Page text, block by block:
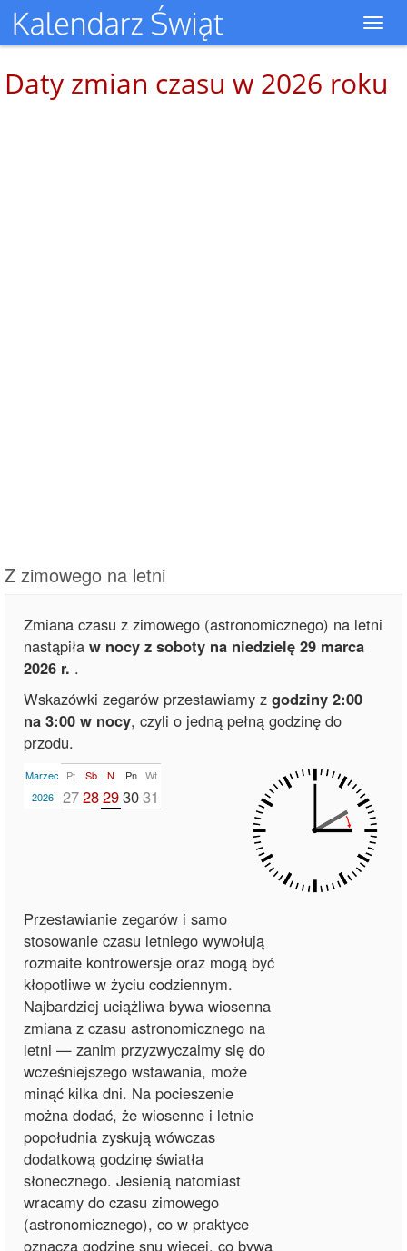
Daty zmian czasu w 2026 roku
Z zimowego na letni
Zmiana czasu z zimowego (astronomicznego) na letni
nastąpiła w nocy z soboty na niedzielę 29 marca
2026 r. .
Wskazówki zegarów przestawiamy z godziny 2:00
na 3:00 w nocy, czyli o jedną pełną godzinę do
przodu.
Marzec
2026
Pt Sb N Pn Wt
2728293031
Przestawianie zegarów i samo
stosowanie czasu letniego wywołują
rozmaite kontrowersje oraz mogą być
kłopotliwe w życiu codziennym.
Najbardziej uciążliwa bywa wiosenna
zmiana z czasu astronomicznego na
letni — zanim przyzwyczaimy się do
wcześniejszego wstawania, może
minąć kilka dni. Na pocieszenie
można dodać, że wiosenne i letnie
popołudnia zyskują wówczas
dodatkową godzinę światła
słonecznego. Jesienią natomiast
wracamy do czasu zimowego
(astronomicznego), co w praktyce
oznacza godzinę snu więcej, co bywa